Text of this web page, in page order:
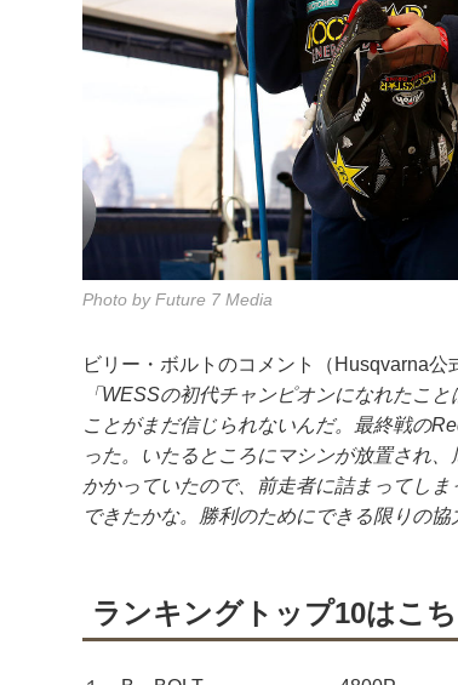
Photo by Future 7 Media
ビリー・ボルトのコメント（Husqvarna公
「WESSの初代チャンピオンになれたこ
ことがまだ信じられないんだ。最終戦の
った。いたるところにマシンが放置され
かかっていたので、前走者に詰まってし
できたかな。勝利のためにできる限りの
ランキングトップ10はこち